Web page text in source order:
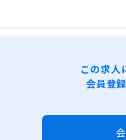
この求人
会員登